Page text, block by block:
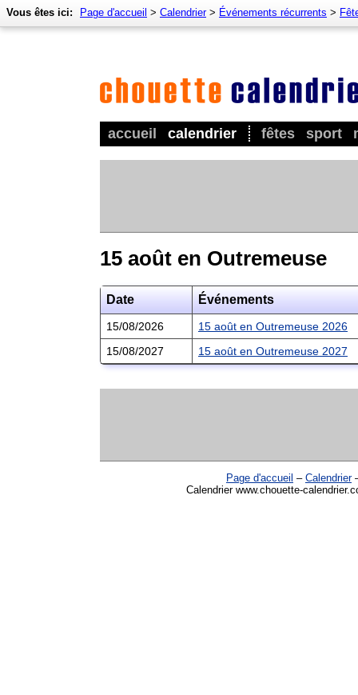
accueil calendrier fêtes sport
Vous êtes ici: Page d'accueil > Calendrier> Événements récurrents >
15 août en Outremeuse
Date Événements
15/08/2026
15 août en Outremeuse 2026
15/08/2027
15 août en Outremeuse 2027
Page d'accueil – Calendrier
Calendrier www.chouette-